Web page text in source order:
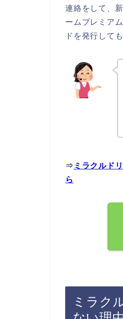
連絡をして、
ームプレミア
ドを発行して
⇒ ミラクルド
ら
ミラク